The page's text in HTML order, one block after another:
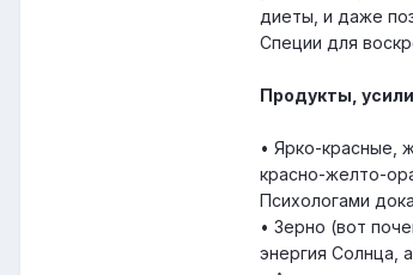
диеты, и даже
Специи для
Продукты,
• Ярко-красные,
красно-желто-
Психологами
• Зерно (вот
энергия Солнца,